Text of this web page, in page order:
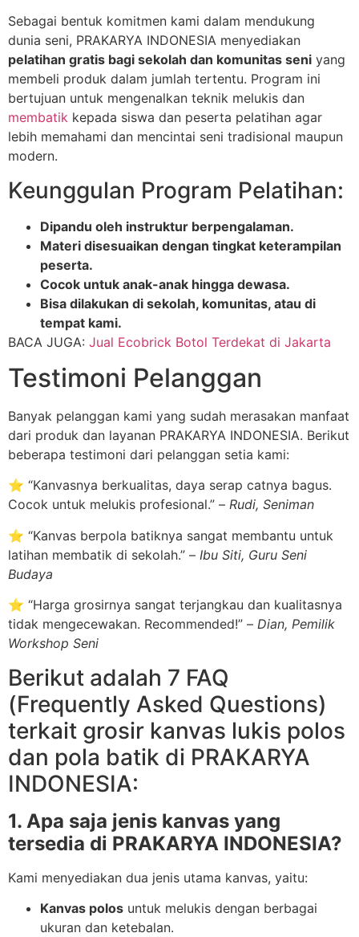
Sebagai bentuk komitmen kami dalam mendukung
dunia seni, PRAKARYA INDONESIA menyediakan
pelatihan gratis bagi sekolah dan komunitas seni yang
membeli produk dalam jumlah tertentu. Program ini
bertujuan untuk mengenalkan teknik melukis dan
membatik kepada siswa dan peserta pelatihan agar
lebih memahami dan mencintai seni tradisional maupun
modern.
Keunggulan Program Pelatihan:
Dipandu oleh instruktur berpengalaman.
Materi disesuaikan dengan tingkat keterampilan
peserta.
Cocok untuk anak-anak hingga dewasa.
Bisa dilakukan di sekolah, komunitas, atau di
tempat kami.
BACA JUGA: Jual Ecobrick Botol Terdekat di Jakarta
Testimoni Pelanggan
Banyak pelanggan kami yang sudah merasakan manfaat
dari produk dan layanan PRAKARYA INDONESIA. Berikut
beberapa testimoni dari pelanggan setia kami:
⭐ “Kanvasnya berkualitas, daya serap catnya bagus.
Cocok untuk melukis profesional.” – Rudi, Seniman
⭐ “Kanvas berpola batiknya sangat membantu untuk
latihan membatik di sekolah.” – Ibu Siti, Guru Seni
Budaya
⭐ “Harga grosirnya sangat terjangkau dan kualitasnya
tidak mengecewakan. Recommended!” – Dian, Pemilik
Workshop Seni
Berikut adalah 7 FAQ
(Frequently Asked Questions)
terkait grosir kanvas lukis polos
dan pola batik di PRAKARYA
INDONESIA:
1. Apa saja jenis kanvas yang
tersedia di PRAKARYA INDONESIA?
Kami menyediakan dua jenis utama kanvas, yaitu:
Kanvas polos untuk melukis dengan berbagai
ukuran dan ketebalan.